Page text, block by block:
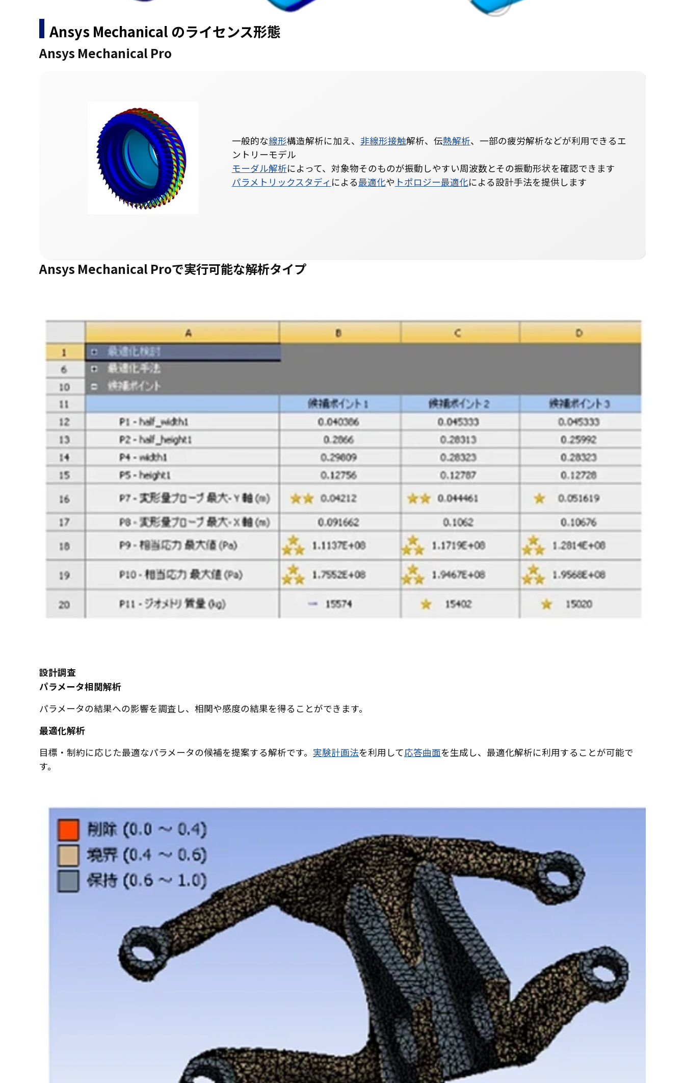
Ansys Mechanical のライセンス形態
Ansys Mechanical Pro
一般的な線形構造解析に加え、 非線形接触解析、伝熱解析、一部の疲労解析などが利用できるエ
ントリーモデル
モーダル解析によって、対象物そのものが振動しやすい周波数とその振動形状を確認できます
パラメトリックスタディ による最適化や トポロジー最適化による設計手法を提供します
Ansys Mechanical Proで実行可能な解析タイプ
設計調査
パラメータ相関解析
パラメータの結果への影響を調査し、相関や感度の結果を得ることができます。
最適化解析
目標・制約に応じた最適なパラメータの候補を提案する解析です。 実験計画法を利用して応答曲面を生成し、最適化解析に利用することが可能で
す。